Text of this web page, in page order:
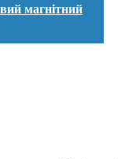
магнітний